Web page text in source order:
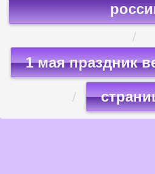
1 мая праздник